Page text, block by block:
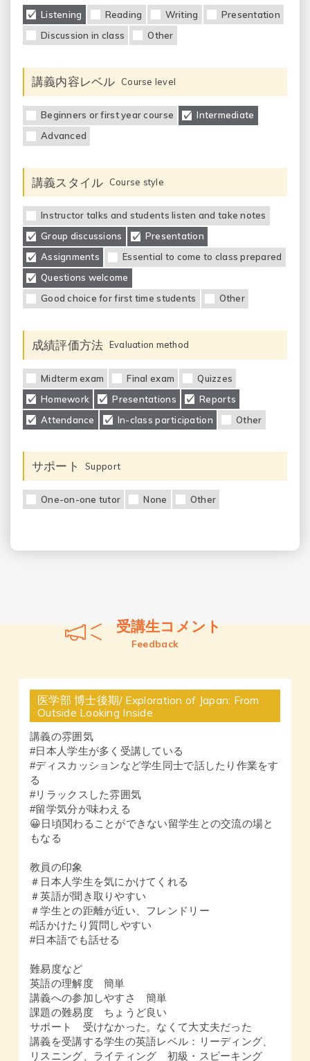
Listening Reading Writing
Presentation
Discussion in class
Other
講義内容レベル Course level
Beginners or first year course
Intermediate
Advanced
講義スタイル Course style
Instructor talks and students listen and take notes
Group discussions
Presentation
Assignments
Essential to come to class prepared
Questions welcome
Good choice for first time students
Other
成績評価方法 Evaluation method
Midterm exam Final exam
Quizzes
Homework
Presentations
Reports
Attendance
In-class participation Other
サポート Support
One-on-one tutor None Other
受講生コメント
Feedback
医学部 博士後期/ Exploration of Japan: From
Outside Looking Inside
講義の雰囲気
#日本人学生が多く受講している
#ディスカッションなど学生同士で話したり作業をす
る
#リラックスした雰囲気
#留学気分が味わえる
😀日頃関わることができない留学生との交流の場と
もなる
教員の印象
＃日本人学生を気にかけてくれる
＃英語が聞き取りやすい
＃学生との距離が近い、フレンドリー
#話かけたり質問しやすい
#日本語でも話せる
難易度など
英語の理解度 簡単
講義への参加しやすさ 簡単
課題の難易度 ちょうど良い
サポート 受けなかった。なくて大丈夫だった
講義を受講する学生の英語レベル：リーディング、
リスニング、ライティング 初級・スピーキング